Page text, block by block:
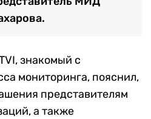
знакомый с
мониторинга, пояснил,
представителям
а также